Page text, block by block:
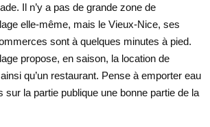
Il n’y a pas de grande zone de
elle-même, mais le Vieux-Nice, ses
sont à quelques minutes à pied.
propose, en saison, la location de
qu’un restaurant. Pense à emporter eau
sur la partie publique une bonne partie de la